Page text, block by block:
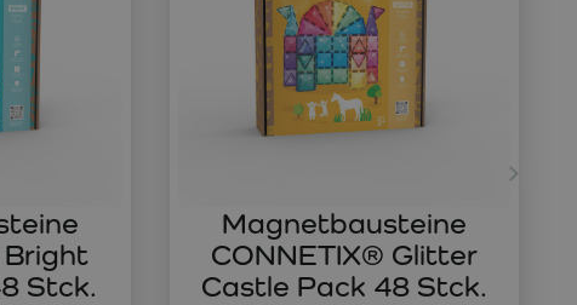
Bright
Stck.
Magnetbausteine
CONNETIX® Glitter
Castle Pack 48 Stck.